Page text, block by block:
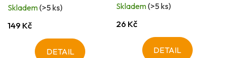
Skladem(>5 ks)
149 Kč
DETAIL
Skladem(>5 ks)
26 Kč
DETAIL